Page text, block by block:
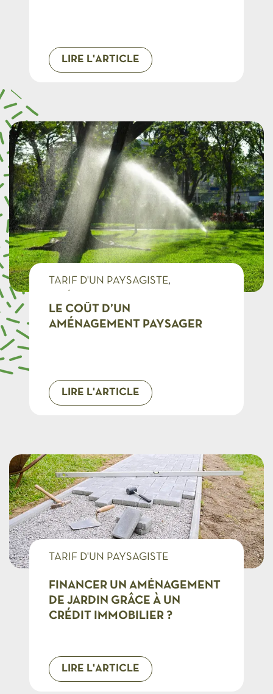
LIRE L'ARTICLE
LE COÛT D’UN
AMÉNAGEMENT PAYSAGER
TARIF D'UN PAYSAGISTE
LIRE L'ARTICLE
FINANCER UN AMÉNAGEMENT
DE JARDIN GRÂCE À UN
CRÉDIT IMMOBILIER ?
TARIF D'UN PAYSAGISTE
LIRE L'ARTICLE